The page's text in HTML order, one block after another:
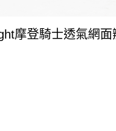
摩登騎士透氣網